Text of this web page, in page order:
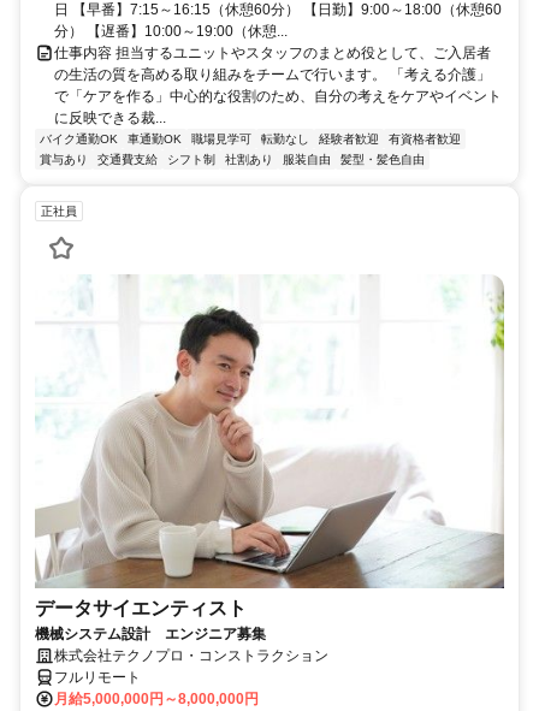
日 【早番】7:15～16:15（休憩60分） 【日勤】9:00～18:00（休憩60
分） 【遅番】10:00～19:00（休憩...
仕事内容 担当するユニットやスタッフのまとめ役として、ご入居者
の生活の質を高める取り組みをチームで行います。 「考える介護」
で「ケアを作る」中心的な役割のため、自分の考えをケアやイベント
に反映できる裁...
バイク通勤OK 車通勤OK 職場見学可 転勤なし 経験者歓迎
有資格者歓迎
賞与あり
交通費支給 シフト制 社割あり 服装自由 髪型・髪色自由
正社員
データサイエンティスト
機械システム設計 エンジニア募集
株式会社テクノプロ・コンストラクション
フルリモート
月給5,000,000円～8,000,000円